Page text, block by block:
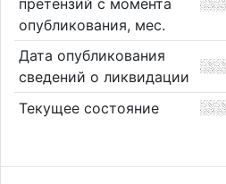
опубликования, мес.
Дата опубликования
сведений о ликвидации
Текущее состояние